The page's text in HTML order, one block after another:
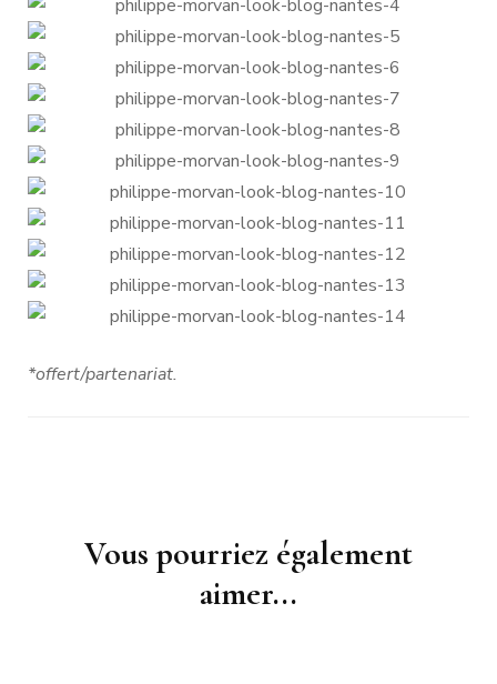
*offert/partenariat.
Navigation
Vous pourriez également
aimer...